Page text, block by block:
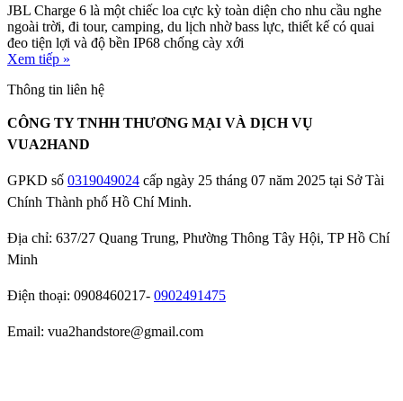
JBL Charge 6 là một chiếc loa cực kỳ toàn diện cho nhu cầu nghe
ngoài trời, đi tour, camping, du lịch nhờ bass lực, thiết kế có quai
đeo tiện lợi và độ bền IP68 chống cày xới
Xem tiếp »
Thông tin liên hệ
CÔNG TY TNHH THƯƠNG MẠI VÀ DỊCH VỤ
VUA2HAND
GPKD số 0319049024 cấp ngày 25 tháng 07 năm 2025 tại Sở Tài
Chính Thành phố Hồ Chí Minh.
Địa chỉ: 637/27 Quang Trung, Phường Thông Tây Hội, TP Hồ Chí
Minh
Điện thoại: 0908460217- 0902491475
Email: vua2handstore@gmail.com